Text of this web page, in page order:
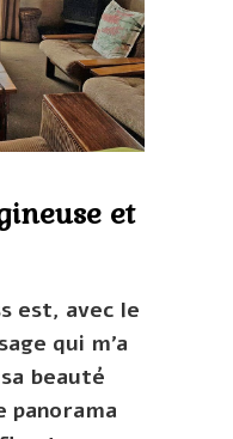
et
est, avec le
qui m’a
beauté
panorama